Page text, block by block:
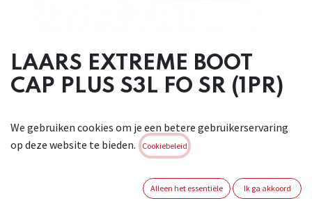
LAARS EXTREME BOOT
CAP PLUS S3L FO SR (1PR)
olieafstotende nubuckleder van uitstekende en
hoogwaardige kwaliteit voorzien van een wintervoering. De
uitstekend inzetbaar tijdens de koude wintermaanden.
Voorzien van THINSULATE® voering, extra versteviging
We gebruiken cookies om je een betere gebruikerservaring
op deze website te bieden.
Cookiebeleid
Alleen het essentiële Ik ga akkoord